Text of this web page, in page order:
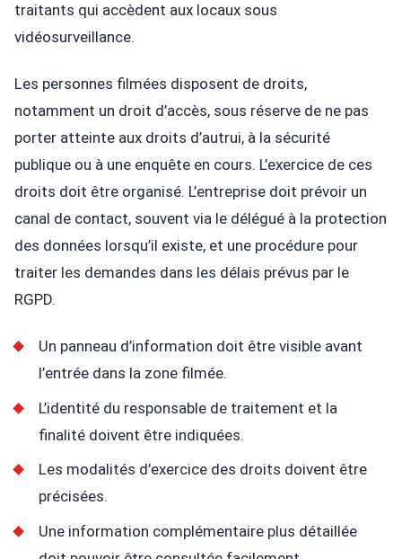
traitants qui accèdent aux locaux sous
vidéosurveillance.
Les personnes filmées disposent de droits,
notamment un droit d’accès, sous réserve de ne pas
porter atteinte aux droits d’autrui, à la sécurité
publique ou à une enquête en cours. L’exercice de ces
droits doit être organisé. L’entreprise doit prévoir un
canal de contact, souvent via le délégué à la protection
des données lorsqu’il existe, et une procédure pour
traiter les demandes dans les délais prévus par le
RGPD.
Un panneau d’information doit être visible avant
l’entrée dans la zone filmée.
L’identité du responsable de traitement et la
finalité doivent être indiquées.
Les modalités d’exercice des droits doivent être
précisées.
Une information complémentaire plus détaillée